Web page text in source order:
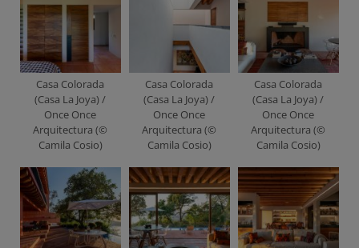
Casa Colorada
(Casa La Joya) /
Once Once
Arquitectura (©
Camila Cosio)
Casa Colorada
(Casa La Joya) /
Once Once
Arquitectura (©
Camila Cosio)
Casa Colorada
(Casa La Joya) /
Once Once
Arquitectura (©
Camila Cosio)